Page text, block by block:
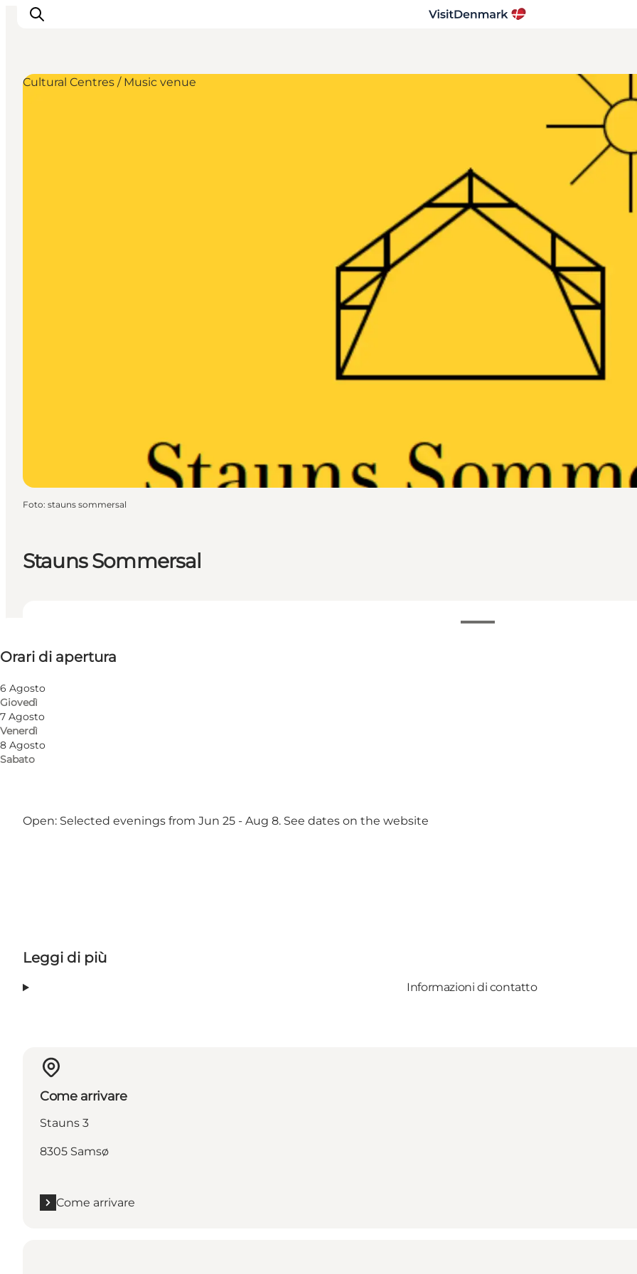
Stauns Sommersal
Orari di apertura
6 Agosto
Giovedì
7 Agosto
Venerdì
8 Agosto
Sabato
Cultural Centres / Music venue
Foto: stauns sommersal
Open: Selected evenings from Jun 25 - Aug 8. See dates on the website
Leggi di più
Informazioni di contatto
Come arrivare
Stauns 3
8305 Samsø
Come arrivare